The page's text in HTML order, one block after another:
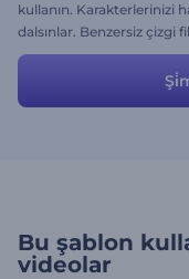
kullanın. Karakterlerinizi
dalsınlar. Benzersiz çizgi
kişiselleştirilmiş
hikayenize duygu
uygun renkleri seçin,
Bu şablon
videolar